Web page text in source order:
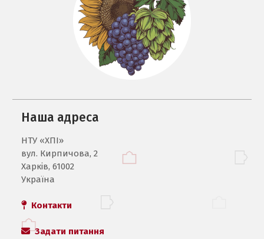
Наша адреса
НТУ «ХПI»
вул. Кирпичова, 2
Харків, 61002
Україна
Контакти
Задати питання